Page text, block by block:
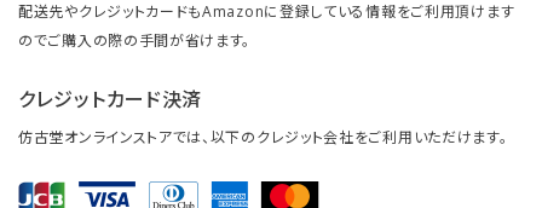
配送先やクレジットカードもAmazonに登録している情報をご利用頂けます
のでご購入の際の手間が省けます。
クレジットカード決済
仿古堂オンラインストアでは、以下のクレジット会社をご利用いただけます。